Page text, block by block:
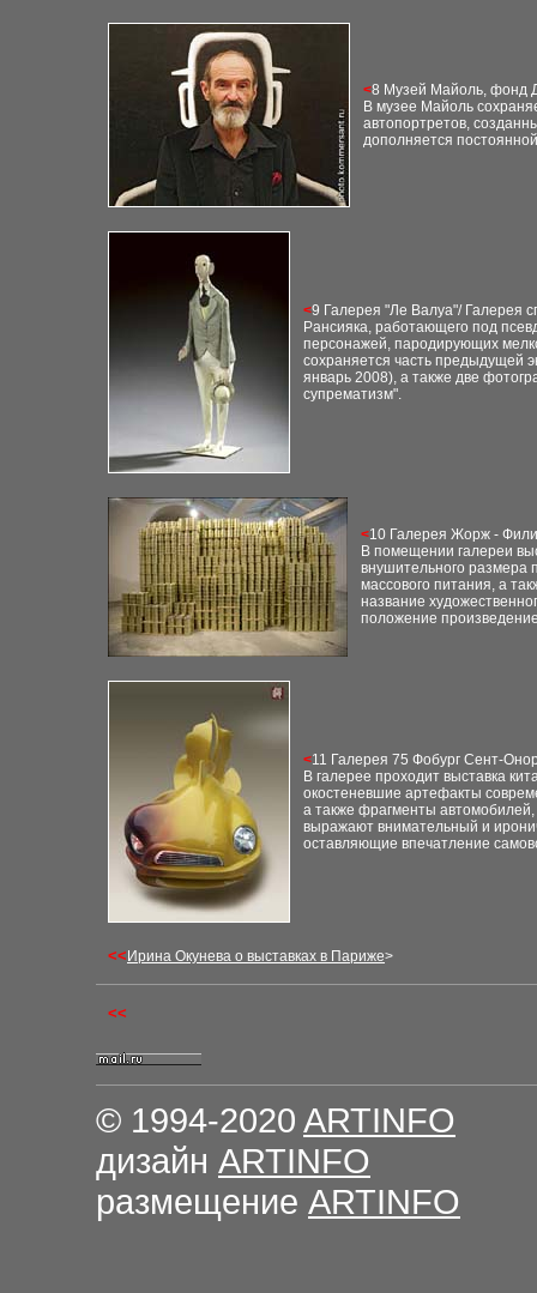
<8 Музей Майоль, фонд
В музее Майоль
автопортретов,
дополняется
<9 Галерея "Ле Валуа"/ Галерея
Рансияка, работающего под
персонажей, пародирующих
сохраняется часть предыдущей
январь 2008), а также две
супрематизм".
<10 Галерея Жорж -
В помещении галереи
внушительного размера
массового питания, а
название
положение произведение
<11 Галерея 75 Фобург Сент-
В галерее проходит выставка
окостеневшие артефакты
а также фрагменты
выражают внимательный и
оставляющие впечатление
<< Ирина Окунева о выставках в Париже>
<<
© 1994-2020 ARTINFO
дизайн ARTINFO
размещение ARTINFO